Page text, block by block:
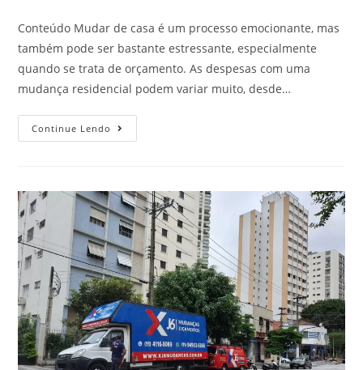
Conteúdo Mudar de casa é um processo emocionante, mas
também pode ser bastante estressante, especialmente
quando se trata de orçamento. As despesas com uma
mudança residencial podem variar muito, desde…
Continue Lendo